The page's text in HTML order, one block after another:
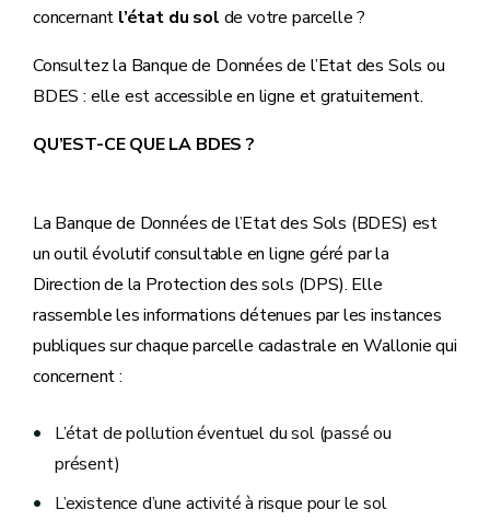
concernant l’état du sol de votre parcelle ?
Consultez la Banque de Données de l’Etat des Sols ou
BDES : elle est accessible en ligne et gratuitement.
QU’EST-CE QUE LA BDES ?
La Banque de Données de l’Etat des Sols (BDES) est
un outil évolutif consultable en ligne géré par la
Direction de la Protection des sols (DPS). Elle
rassemble les informations détenues par les instances
publiques sur chaque parcelle cadastrale en Wallonie qui
concernent :
L’état de pollution éventuel du sol (passé ou
présent)
L’existence d’une activité à risque pour le sol